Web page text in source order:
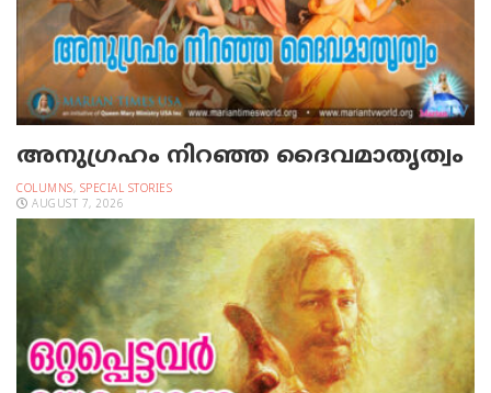
അനുഗ്രഹം നിറഞ്ഞ ദൈവമാതൃത്വം
COLUMNS, SPECIAL STORIES
AUGUST 7, 2026